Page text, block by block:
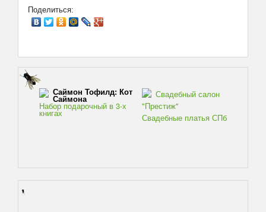
Поделиться:
Саймон Тофилд: Кот
Саймона
Набор подарочный в 3-х
книгах
Свадебный салон
"Престиж"
Свадебные платья СПб